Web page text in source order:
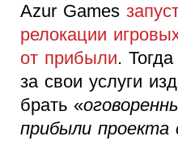
Azur Games
релокации
от прибыли.
за свои услуги
брать «
прибыли проекта